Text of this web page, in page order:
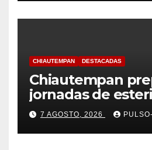
CHIAUTEMPAN DESTACADAS
Chiautempan
jornadas de
para perros y
7 AGOSTO, 2026